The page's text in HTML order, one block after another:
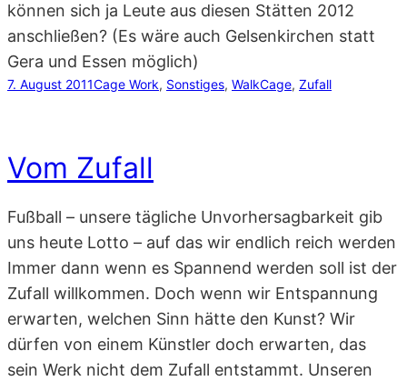
können sich ja Leute aus diesen Stätten 2012
anschließen? (Es wäre auch Gelsenkirchen statt
Gera und Essen möglich)
7. August 2011Cage Work, Sonstiges, WalkCage, Zufall
Vom Zufall
Fußball – unsere tägliche Unvorhersagbarkeit gib
uns heute Lotto – auf das wir endlich reich werden
Immer dann wenn es Spannend werden soll ist der
Zufall willkommen. Doch wenn wir Entspannung
erwarten, welchen Sinn hätte den Kunst? Wir
dürfen von einem Künstler doch erwarten, das
sein Werk nicht dem Zufall entstammt. Unseren